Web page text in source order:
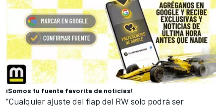
¡Somos tu fuente favorita de noticias!
“Cualquier ajuste del flap del RW solo podrá ser